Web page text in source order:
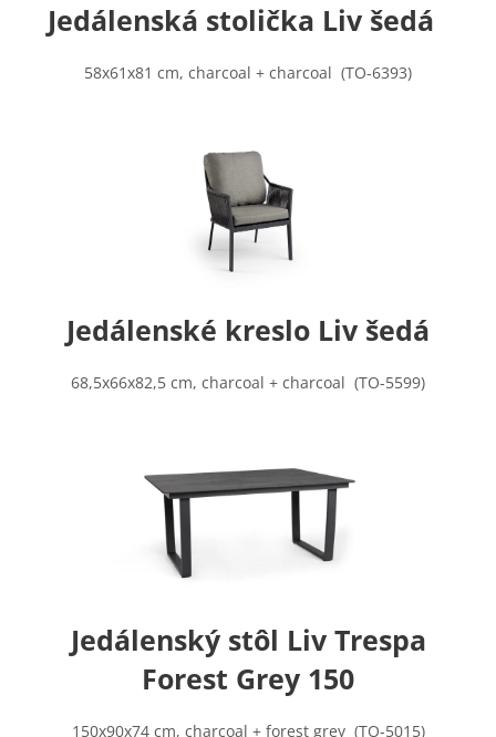
Jedálenská stolička Liv šedá
58x61x81 cm, charcoal + charcoal (TO-6393)
Jedálenské kreslo Liv šedá
68,5x66x82,5 cm, charcoal + charcoal (TO-5599)
Jedálenský stôl Liv Trespa
Forest Grey 150
150x90x74 cm, charcoal + forest grey (TO-5015)